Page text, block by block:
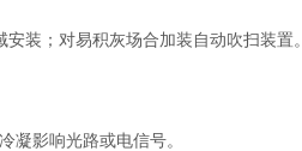
；对易积灰场合加装自动吹扫装置。
影响光路或电信号。